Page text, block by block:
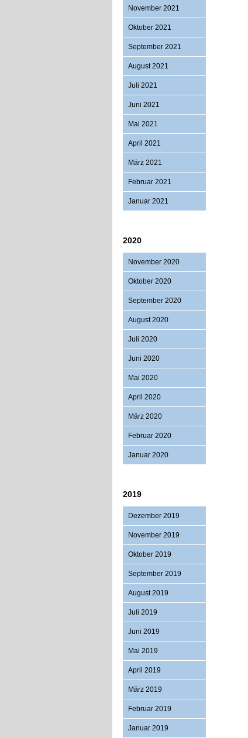
November 2021
Oktober 2021
September 2021
August 2021
Juli 2021
Juni 2021
Mai 2021
April 2021
März 2021
Februar 2021
Januar 2021
2020
November 2020
Oktober 2020
September 2020
August 2020
Juli 2020
Juni 2020
Mai 2020
April 2020
März 2020
Februar 2020
Januar 2020
2019
Dezember 2019
November 2019
Oktober 2019
September 2019
August 2019
Juli 2019
Juni 2019
Mai 2019
April 2019
März 2019
Februar 2019
Januar 2019